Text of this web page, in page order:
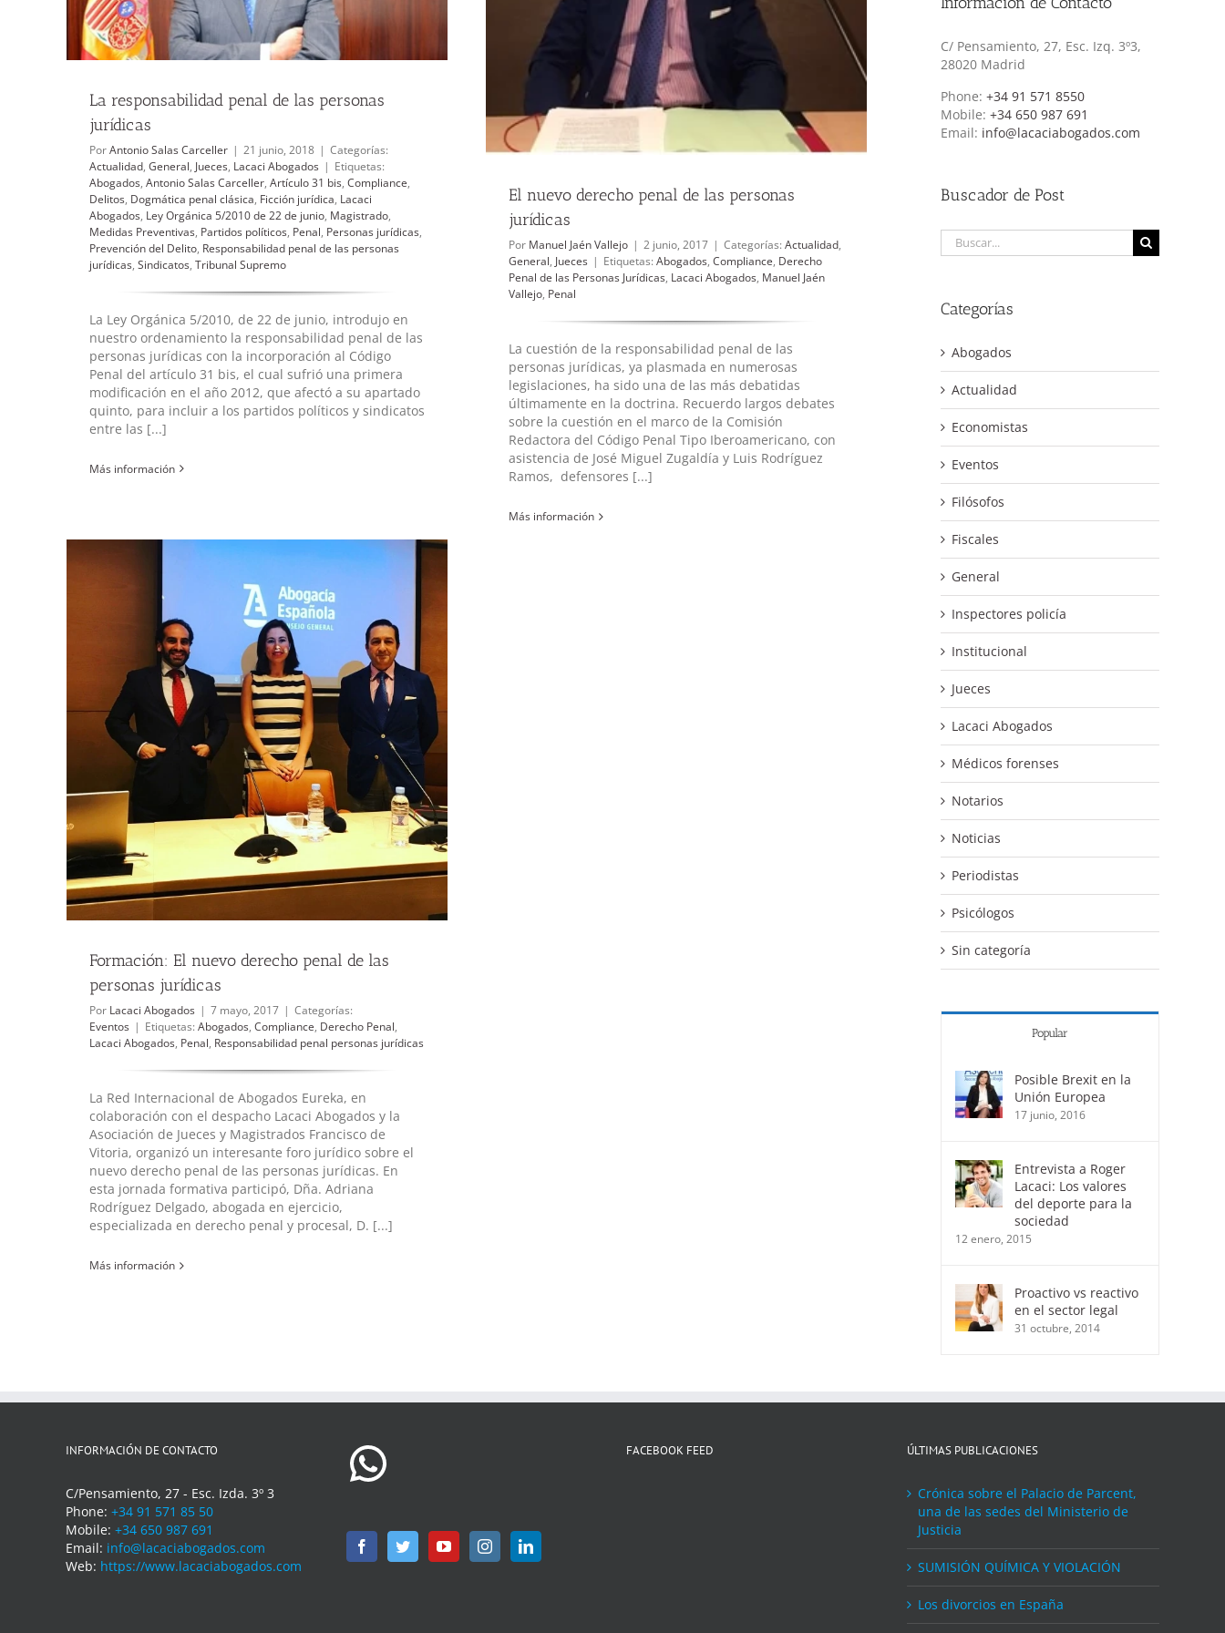
La responsabilidad penal de las personas
jurídicas
PorAntonio Salas Carceller | 21 junio, 2018 | Categorías:
Actualidad, General, Jueces, Lacaci Abogados | Etiquetas:
Abogados, Antonio Salas Carceller, Artículo 31 bis, Compliance,
Delitos, Dogmática penal clásica, Ficción jurídica, Lacaci
Abogados, Ley Orgánica 5/2010 de 22 de junio, Magistrado,
Medidas Preventivas, Partidos políticos, Penal, Personas jurídicas,
Prevención del Delito, Responsabilidad penal de las personas
jurídicas, Sindicatos, Tribunal Supremo
La Ley Orgánica 5/2010, de 22 de junio, introdujo en
nuestro ordenamiento la responsabilidad penal de las
personas jurídicas con la incorporación al Código
Penal del artículo 31 bis, el cual sufrió una primera
modificación en el año 2012, que afectó a su apartado
quinto, para incluir a los partidos políticos y sindicatos
entre las [...]
Más información
El nuevo derecho penal de las personas jurídicas
Actualidad General Jueces
El nuevo derecho penal de las personas
jurídicas
Por Manuel Jaén Vallejo | 2 junio, 2017 | Categorías: Actualidad,
General, Jueces | Etiquetas: Abogados, Compliance, Derecho
Penal de las Personas Jurídicas, Lacaci Abogados, Manuel Jaén
Vallejo, Penal
La cuestión de la responsabilidad penal de las
personas jurídicas, ya plasmada en numerosas
legislaciones, ha sido una de las más debatidas
últimamente en la doctrina. Recuerdo largos debates
sobre la cuestión en el marco de la Comisión
Redactora del Código Penal Tipo Iberoamericano, con
asistencia de José Miguel Zugaldía y Luis Rodríguez
Ramos, defensores [...]
Más información
Formación: El nuevo derecho penal de las
personas jurídicas
Por Lacaci Abogados | 7 mayo, 2017 | Categorías:
Eventos | Etiquetas: Abogados, Compliance, Derecho Penal,
Lacaci Abogados, Penal, Responsabilidad penal personas jurídicas
La Red Internacional de Abogados Eureka, en
colaboración con el despacho Lacaci Abogados y la
Asociación de Jueces y Magistrados Francisco de
Vitoria, organizó un interesante foro jurídico sobre el
nuevo derecho penal de las personas jurídicas. En
esta jornada formativa participó, Dña. Adriana
Rodríguez Delgado, abogada en ejercicio,
especializada en derecho penal y procesal, D. [...]
Más información
C/ Pensamiento, 27, Esc. Izq. 3º3,
28020 Madrid
Phone: +34 91 571 8550
Mobile: +34 650 987 691
Email: info@lacaciabogados.com
Buscador de Post
Buscar:
Categorías
Abogados
Actualidad
Economistas
Eventos
Filósofos
Fiscales
General
Inspectores policía
Institucional
Jueces
Lacaci Abogados
Médicos forenses
Notarios
Noticias
Periodistas
Psicólogos
Sin categoría
Popular
Posible Brexit en la
Unión Europea
17 junio, 2016
Entrevista a Roger
Lacaci: Los valores
del deporte para la
sociedad
12 enero, 2015
Proactivo vs reactivo
en el sector legal
31 octubre, 2014
INFORMACIÓN DE CONTACTO
C/Pensamiento, 27 - Esc. Izda. 3º 3
Phone: +34 91 571 85 50
Mobile: +34 650 987 691
Email: info@lacaciabogados.com
Web: https://www.lacaciabogados.com
FACEBOOK FEED ÚLTIMAS PUBLICACIONES
Crónica sobre el Palacio de Parcent,
una de las sedes del Ministerio de
Justicia
SUMISIÓN QUÍMICA Y VIOLACIÓN
Los divorcios en España